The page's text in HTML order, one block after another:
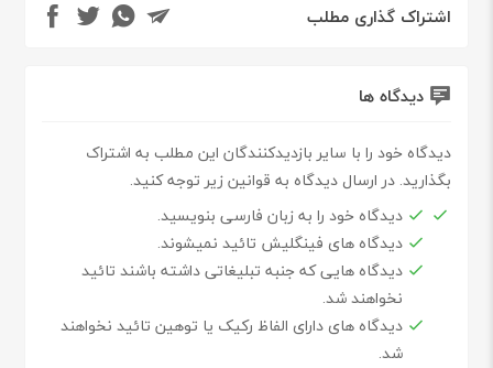
اشتراک گذاری مطلب
دیدگاه ها
دیدگاه خود را با سایر بازدیدکنندگان این مطلب به اشتراک
بگذارید. در ارسال دیدگاه به قوانین زیر توجه کنید.
دیدگاه خود را به زبان فارسی بنویسید.
دیدگاه های فینگلیش تائید نمیشوند.
دیدگاه هایی که جنبه تبلیغاتی داشته باشند تائید
نخواهند شد.
دیدگاه های دارای الفاظ رکیک یا توهین تائید نخواهند
شد.